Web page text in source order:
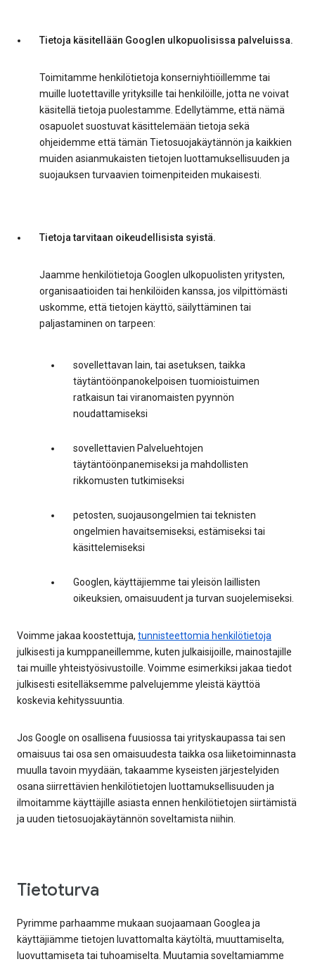
Tietoja käsitellään Googlen ulkopuolisissa palveluissa.
Toimitamme henkilötietoja konserniyhtiöillemme tai
muille luotettaville yrityksille tai henkilöille, jotta ne voivat
käsitellä tietoja puolestamme. Edellytämme, että nämä
osapuolet suostuvat käsittelemään tietoja sekä
ohjeidemme että tämän Tietosuojakäytännön ja kaikkien
muiden asianmukaisten tietojen luottamuksellisuuden ja
suojauksen turvaavien toimenpiteiden mukaisesti.
Tietoja tarvitaan oikeudellisista syistä.
Jaamme henkilötietoja Googlen ulkopuolisten yritysten,
organisaatioiden tai henkilöiden kanssa, jos vilpittömästi
uskomme, että tietojen käyttö, säilyttäminen tai
paljastaminen on tarpeen:
sovellettavan lain, tai asetuksen, taikka
täytäntöönpanokelpoisen tuomioistuimen
ratkaisun tai viranomaisten pyynnön
noudattamiseksi
sovellettavien Palveluehtojen
täytäntöönpanemiseksi ja mahdollisten
rikkomusten tutkimiseksi
petosten, suojausongelmien tai teknisten
ongelmien havaitsemiseksi, estämiseksi tai
käsittelemiseksi
Googlen, käyttäjiemme tai yleisön laillisten
oikeuksien, omaisuudent ja turvan suojelemiseksi.
Voimme jakaa koostettuja, tunnisteettomia henkilötietoja
julkisesti ja kumppaneillemme, kuten julkaisijoille, mainostajille
tai muille yhteistyösivustoille. Voimme esimerkiksi jakaa tiedot
julkisesti esitelläksemme palvelujemme yleistä käyttöä
koskevia kehityssuuntia.
Jos Google on osallisena fuusiossa tai yrityskaupassa tai sen
omaisuus tai osa sen omaisuudesta taikka osa liiketoiminnasta
muulla tavoin myydään, takaamme kyseisten järjestelyiden
osana siirrettävien henkilötietojen luottamuksellisuuden ja
ilmoitamme käyttäjille asiasta ennen henkilötietojen siirtämistä
ja uuden tietosuojakäytännön soveltamista niihin.
Tietoturva
Pyrimme parhaamme mukaan suojaamaan Googlea ja
käyttäjiämme tietojen luvattomalta käytöltä, muuttamiselta,
luovuttamiseta tai tuhoamiselta. Muutamia soveltamiamme